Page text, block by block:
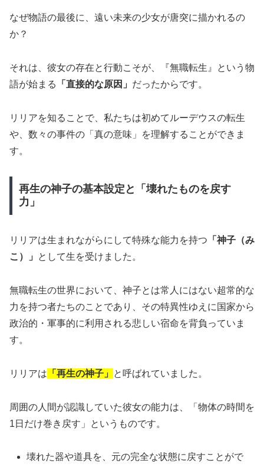
なぜ物語の最後に、遠い未来の少女が唐突に描かれるの
か？
それは、彼女の存在と行動こそが、『無職転生』という物
語が始まる
「直接的な原因」 だったからです。
リリアを知ることで、私たちは初めてルーデウスの転生
や、数々の事件の「真の意味」を理解することができま
す。
再生の神子の基本設定と「壊れたものを戻す
力」
リリアは生まれながらにして特殊な能力を持つ 「神子（み
こ）」
として生を受けました。
無職転生の世界において、神子とは常人にはない超常的な
力を持つ者たちのことであり、その特異性ゆえに国家から
政治的・軍事的に利用される悲しい宿命を背負っていま
す。
リリアは 「再生の神子」 と呼ばれていました。
周囲の人間が認識していた彼女の能力は、「物体の時間を
1日だけ巻き戻す」というものです。
壊れた器や道具を、元の完全な状態に戻すことがで